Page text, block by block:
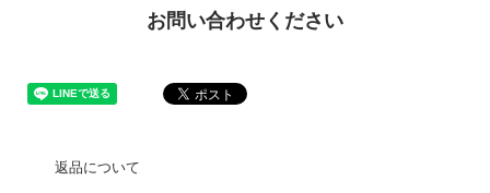
お問い合わせください
返品について